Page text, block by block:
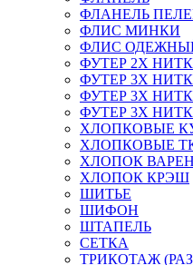
ФЛАНЕЛЬ
ФЛИС МИНКИ
ФЛИС
ФУТЕР 2Х
ФУТЕР 3Х
ФУТЕР 3Х
ФУТЕР 3Х
ХЛОПКОВЫЕ
ХЛОПКОВЫЕ
ХЛОПОК
ХЛОПОК КРЭШ
ШИТЬЕ
ШИФОН
ШТАПЕЛЬ
СЕТКА
ТРИКОТАЖ